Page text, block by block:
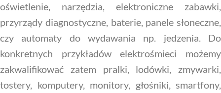
oświetlenie, narzędzia, elektroniczne zabawki,
przyrządy diagnostyczne, baterie, panele słoneczne,
czy automaty do wydawania np. jedzenia. Do
konkretnych przykładów elektrośmieci możemy
zakwalifikować zatem pralki, lodówki, zmywarki,
tostery, komputery, monitory, głośniki, smartfony,